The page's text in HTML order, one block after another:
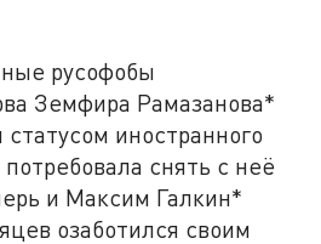
русофобы
Земфира Рамазанова*
иностранного
снять с неё
и Максим Галкин*
озаботился своим